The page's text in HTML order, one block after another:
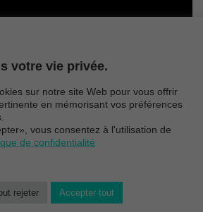
LÉGALES PLAN DU SITE
NOUS REJOINDRE
votre vie privée.
sur notre site Web pour vous offrir
en mémorisant vos préférences
vous consentez à l'utilisation de
de confidentialité
rejeter Accepter tout